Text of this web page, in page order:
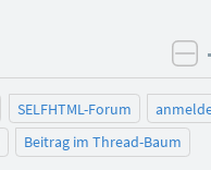
SELFHTML-Forum
Beitrag im Thread-Baum